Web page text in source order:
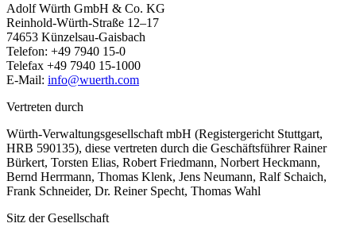
Adolf Würth GmbH & Co. KG
Reinhold-Würth-Straße 12–17
74653 Künzelsau-Gaisbach
Telefon: +49 7940 15-0
Telefax +49 7940 15-1000
E-Mail: info@wuerth.com
Vertreten durch
Würth-Verwaltungsgesellschaft mbH (Registergericht Stuttgart,
HRB 590135), diese vertreten durch die Geschäftsführer Rainer
Bürkert, Torsten Elias, Robert Friedmann, Norbert Heckmann,
Bernd Herrmann, Thomas Klenk, Jens Neumann, Ralf Schaich,
Frank Schneider, Dr. Reiner Specht, Thomas Wahl
Sitz der Gesellschaft